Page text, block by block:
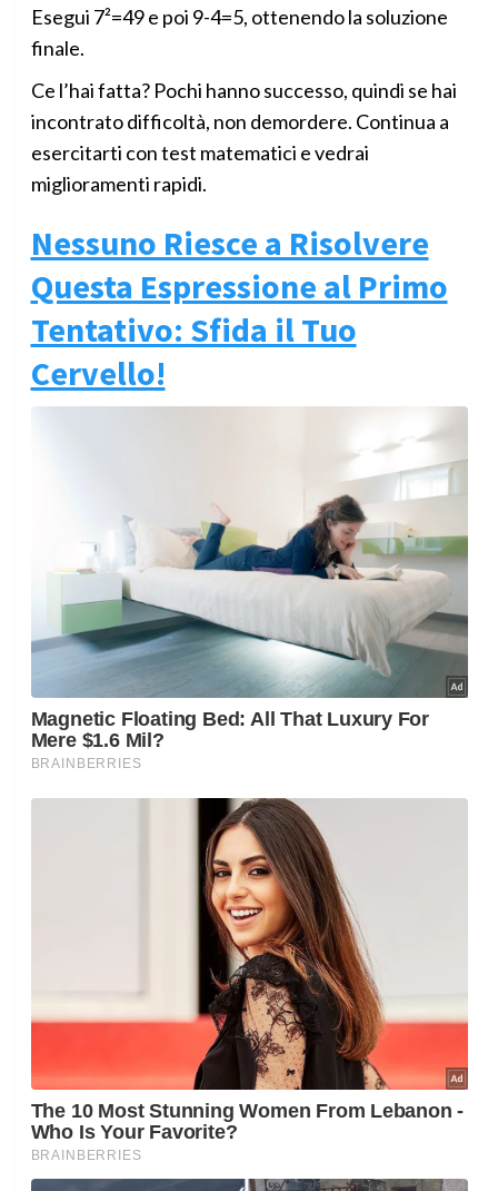
Esegui 7²=49 e poi 9-4=5, ottenendo la soluzione
finale.
Ce l’hai fatta? Pochi hanno successo, quindi se hai
incontrato difficoltà, non demordere. Continua a
esercitarti con test matematici e vedrai
miglioramenti rapidi.
Nessuno Riesce a Risolvere
Questa Espressione al Primo
Tentativo: Sfida il Tuo
Cervello!